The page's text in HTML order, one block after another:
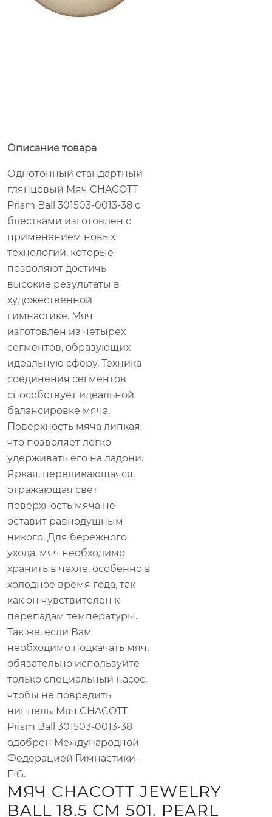
Описание товара
Однотонный стандартный
глянцевый Мяч CHACOTT
Prism Ball 301503-0013-38 с
блестками изготовлен с
применением новых
технологий, которые
позволяют достичь
высокие результаты в
художественной
гимнастике. Мяч
изготовлен из четырех
сегментов, образующих
идеальную сферу. Техника
соединения сегментов
способствует идеальной
балансировке мяча.
Поверхность мяча липкая,
что позволяет легко
удерживать его на ладони.
Яркая, переливающаяся,
отражающая свет
поверхность мяча не
оставит равнодушным
никого. Для бережного
ухода, мяч необходимо
хранить в чехле, особенно в
холодное время года, так
как он чувствителен к
перепадам температуры.
Так же, если Вам
необходимо подкачать мяч,
обязательно используйте
только специальный насос,
чтобы не повредить
ниппель. Мяч CHACOTT
Prism Ball 301503-0013-38
одобрен Международной
Федерацией Гимнастики -
FIG.
МЯЧ CHACOTT JEWELRY
BALL 18.5 СМ 501. PEARL